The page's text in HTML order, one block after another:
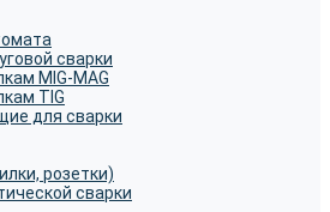
сварки
MIG-MAG
TIG
для сварки
розетки)
сварки